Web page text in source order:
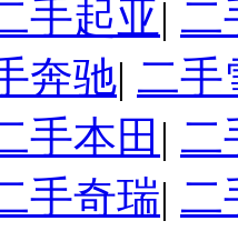
手起亚| 二
奔驰| 二手
手本田 | 二
手奇瑞| 二